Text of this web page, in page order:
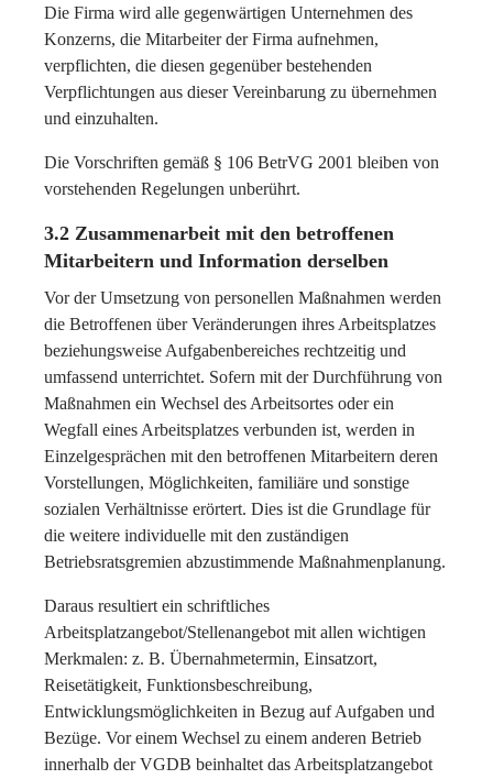
Die Firma wird alle gegenwärtigen Unternehmen des
Konzerns, die Mitarbeiter der Firma aufnehmen,
verpflichten, die diesen gegenüber bestehenden
Verpflichtungen aus dieser Vereinbarung zu übernehmen
und einzuhalten.
Die Vorschriften gemäß § 106 BetrVG 2001 bleiben von
vorstehenden Regelungen unberührt.
3.2 Zusammenarbeit mit den betroffenen
Mitarbeitern und Information derselben
Vor der Umsetzung von personellen Maßnahmen werden
die Betroffenen über Veränderungen ihres Arbeitsplatzes
beziehungsweise Aufgabenbereiches rechtzeitig und
umfassend unterrichtet. Sofern mit der Durchführung von
Maßnahmen ein Wechsel des Arbeitsortes oder ein
Wegfall eines Arbeitsplatzes verbunden ist, werden in
Einzelgesprächen mit den betroffenen Mitarbeitern deren
Vorstellungen, Möglichkeiten, familiäre und sonstige
sozialen Verhältnisse erörtert. Dies ist die Grundlage für
die weitere individuelle mit den zuständigen
Betriebsratsgremien abzustimmende Maßnahmenplanung.
Daraus resultiert ein schriftliches
Arbeitsplatzangebot/Stellenangebot mit allen wichtigen
Merkmalen: z. B. Übernahmetermin, Einsatzort,
Reisetätigkeit, Funktionsbeschreibung,
Entwicklungsmöglichkeiten in Bezug auf Aufgaben und
Bezüge. Vor einem Wechsel zu einem anderen Betrieb
innerhalb der VGDB beinhaltet das Arbeitsplatzangebot